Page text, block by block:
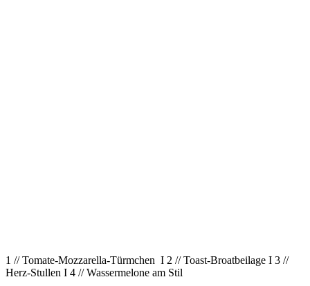
1 // Tomate-Mozzarella-Türmchen I 2 // Toast-Broatbeilage I 3 //
Herz-Stullen I 4 // Wassermelone am Stil